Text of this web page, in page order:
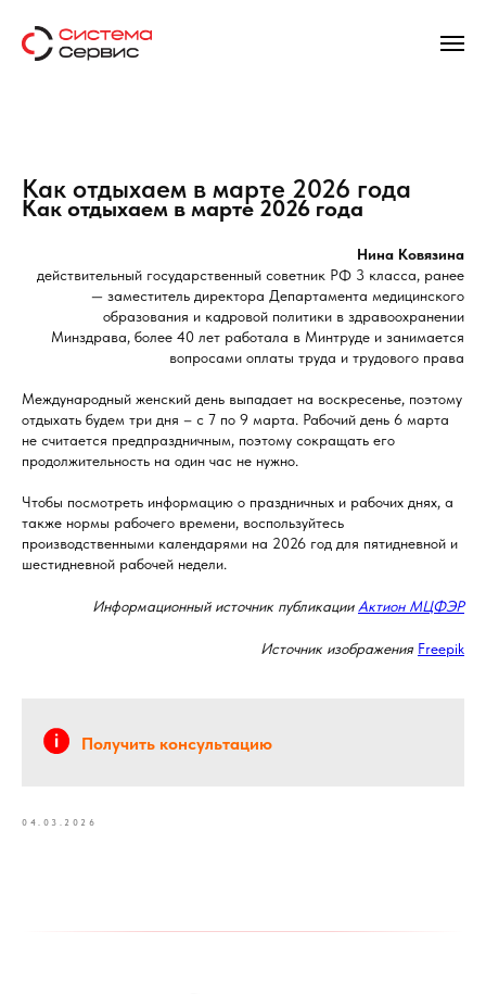
Как отдыхаем в марте 2026 года
Как отдыхаем в марте 2026 года
Нина Ковязина
действительный государственный советник РФ 3 класса, ранее
— заместитель директора Департамента медицинского
образования и кадровой политики в здравоохранении
Минздрава, более 40 лет работала в Минтруде и занимается
вопросами оплаты труда и трудового права
Международный женский день выпадает на воскресенье, поэтому
отдыхать будем три дня – с 7 по 9 марта. Рабочий день 6 марта
не считается предпраздничным, поэтому сокращать его
продолжительность на один час не нужно.
Чтобы посмотреть информацию о праздничных и рабочих днях, а
также нормы рабочего времени, воспользуйтесь
производственными календарями на 2026 год для пятидневной и
шестидневной рабочей недели.
Информационный источник публикации Актион МЦФЭР
Источник изображения Freepik
Получить консультацию
04.03.2026